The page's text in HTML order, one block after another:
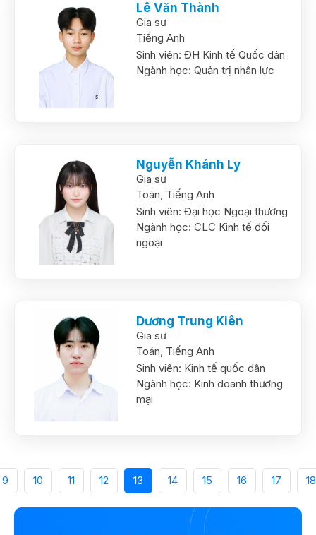
Lê Văn Thành
Gia sư
Tiếng Anh
Sinh viên: ĐH Kinh tế Quốc dân
Ngành học: Quản trị nhân lực
Nguyễn Khánh Ly
Gia sư
Toán, Tiếng Anh
Sinh viên: Đại học Ngoại thương
Ngành học: CLC Kinh tế đối
ngoại
Dương Trung Kiên
Gia sư
Toán, Tiếng Anh
Sinh viên: Kinh tế quốc dân
Ngành học: Kinh doanh thương
mại
9 10 11 12 13 14 15 16 17 18